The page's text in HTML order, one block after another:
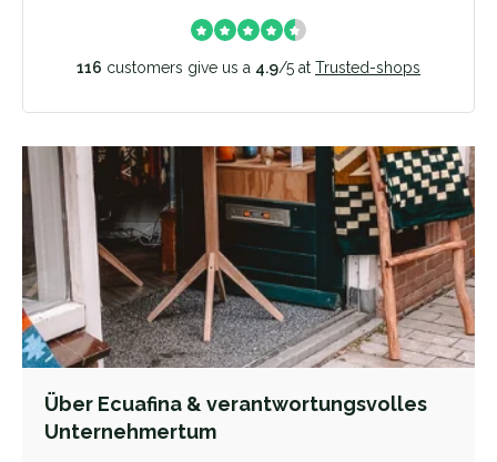
116 customers give us a 4.9/5 at Trusted-shops
Über Ecuafina & verantwortungsvolles
Unternehmertum